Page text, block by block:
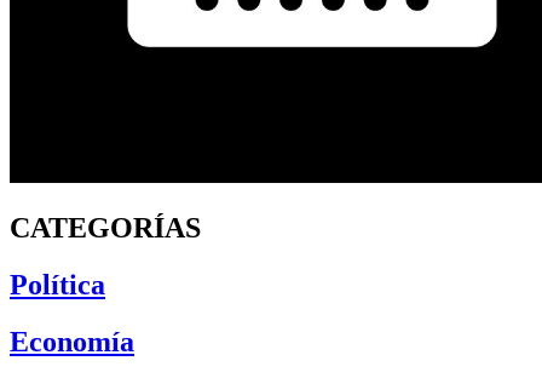
CATEGORÍAS
Política
Economía